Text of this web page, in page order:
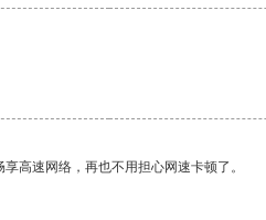
高速网络，再也不用担心网速卡顿了。